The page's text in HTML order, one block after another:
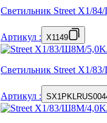
Светильник Street X1/
Артикул : X1149
Светильник Street X1/
Артикул :